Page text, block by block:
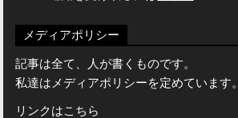
メディアポリシー
記事は全て、人が書くものです。
私達はメディアポリシーを定めています。
リンクはこちら